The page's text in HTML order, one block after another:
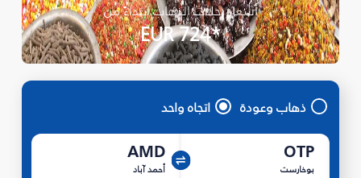
أسعار رحلات الذهاب ابتداءً من
*EUR 724
ذهاب وعودة اتجاه واحد
OTP
بوخارست
AMD
أحمد آباد